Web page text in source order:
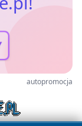
autopromocja